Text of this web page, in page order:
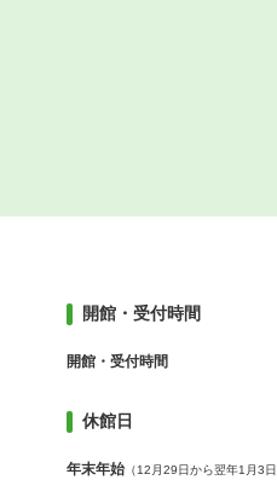
開館・受付時間
開館・受付時間
休館日
年末年始 （12月29日から翌年1月3日